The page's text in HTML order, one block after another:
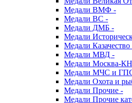
Медали ВМФ -
Медали ВС -
Медали ДМБ -
Медали
Медали
Медали МВД -
Медали Москва-
Медали МЧС и
Медали Охота и
Медали Прочие -
Медали Прочие